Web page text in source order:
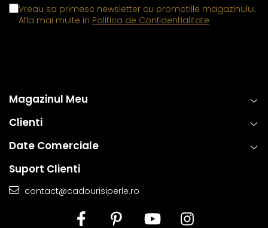
Vreau sa primesc newsletter cu promotiile magazinului.
Afla mai multe in Politica de Confidentialitate
Magazinul Meu
Clienti
Date Comerciale
Suport Clienti
contact@cadourisiperle.ro